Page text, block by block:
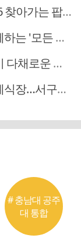
업놀이터' 운영
모든 독서' 운영
프로그램 운영
부 피해 대책 촉구
# 충남대 공주
대 통합